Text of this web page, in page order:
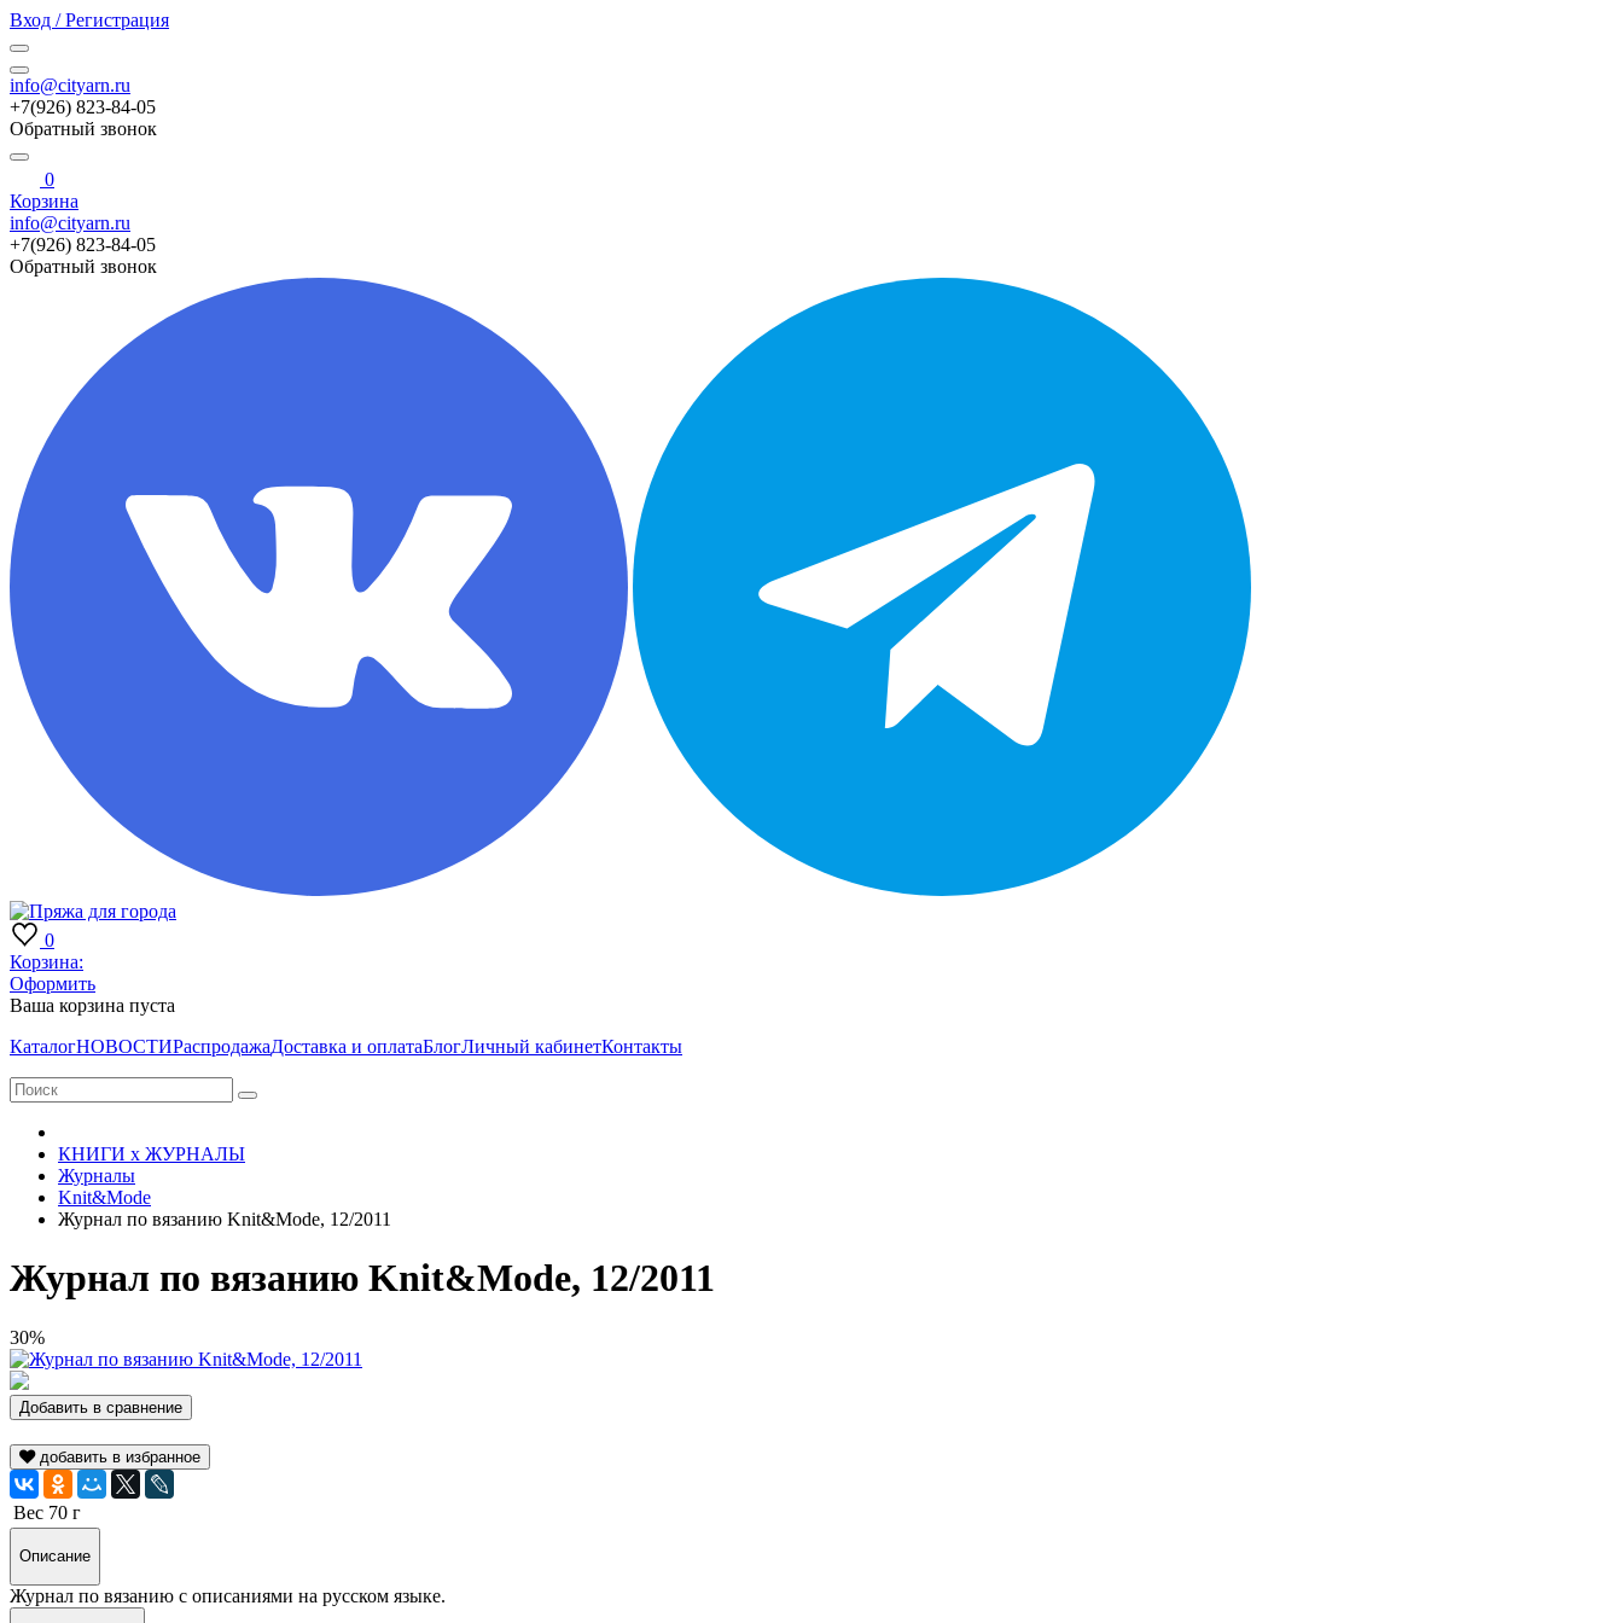
Вход / Регистрация
info@cityarn.ru
+7(926) 823-84-05
Обратный звонок
0
Корзина
info@cityarn.ru
+7(926) 823-84-05
Обратный звонок
0
Корзина:
Оформить
Ваша корзина пуста
КаталогНОВОСТИРаспродажаДоставка и оплатаБлогЛичный кабинетКонтакты
КНИГИ х ЖУРНАЛЫ
Журналы
Knit&Mode
Журнал по вязанию Knit&Mode, 12/2011
Журнал по вязанию Knit&Mode, 12/2011
30%
Добавить в сравнение
добавить в избранное
Вес 70 г
Описание
Журнал по вязанию с описаниями на русском языке.